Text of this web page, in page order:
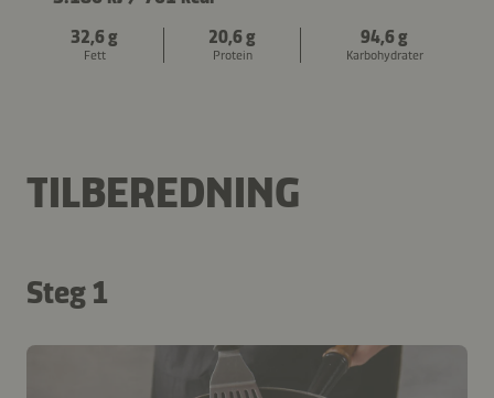
32,6 g
Fett
20,6 g
Protein
94,6 g
Karbohydrater
TILBEREDNING
Steg 1